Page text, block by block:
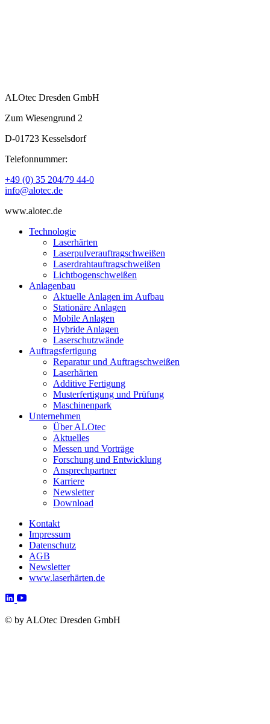
ALOtec Dresden GmbH
Zum Wiesengrund 2
D-01723 Kesselsdorf
Telefonnummer:
+49 (0) 35 204/79 44-0
info@alotec.de
www.alotec.de
Technologie
Laserhärten
Laserpulverauftragschweißen
Laserdrahtauftragschweißen
Lichtbogenschweißen
Anlagenbau
Aktuelle Anlagen im Aufbau
Stationäre Anlagen
Mobile Anlagen
Hybride Anlagen
Laserschutzwände
Auftragsfertigung
Reparatur und Auftragschweißen
Laserhärten
Additive Fertigung
Musterfertigung und Prüfung
Maschinenpark
Unternehmen
Über ALOtec
Aktuelles
Messen und Vorträge
Forschung und Entwicklung
Ansprechpartner
Karriere
Newsletter
Download
Kontakt
Impressum
Datenschutz
AGB
Newsletter
www.laserhärten.de
© by ALOtec Dresden GmbH